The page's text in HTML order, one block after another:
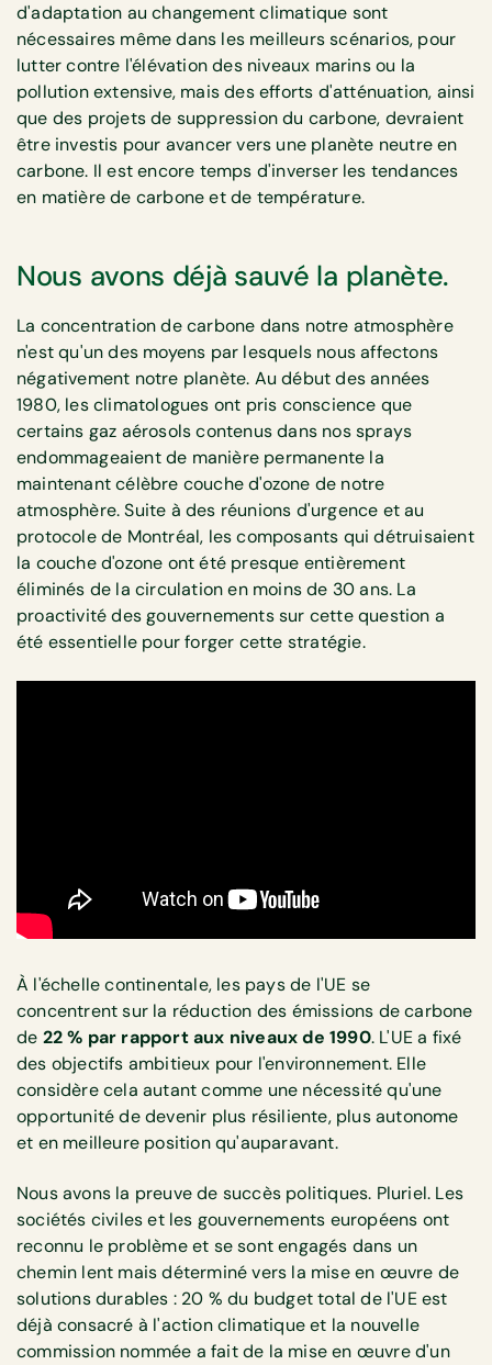
d'adaptation au changement climatique sont
nécessaires même dans les meilleurs scénarios, pour
lutter contre l'élévation des niveaux marins ou la
pollution extensive, mais des efforts d'atténuation, ainsi
que des projets de suppression du carbone, devraient
être investis pour avancer vers une planète neutre en
carbone. Il est encore temps d'inverser les tendances
en matière de carbone et de température.
Nous avons déjà sauvé la planète.
La concentration de carbone dans notre atmosphère
n'est qu'un des moyens par lesquels nous affectons
négativement notre planète. Au début des années
1980, les climatologues ont pris conscience que
certains gaz aérosols contenus dans nos sprays
endommageaient de manière permanente la
maintenant célèbre couche d'ozone de notre
atmosphère. Suite à des réunions d'urgence et au
protocole de Montréal, les composants qui détruisaient
la couche d'ozone ont été presque entièrement
éliminés de la circulation en moins de 30 ans. La
proactivité des gouvernements sur cette question a
été essentielle pour forger cette stratégie.
À l'échelle continentale, les pays de l'UE se
concentrent sur la réduction des émissions de carbone
de 22 % par rapport aux niveaux de 1990. L'UE a fixé
des objectifs ambitieux pour l'environnement. Elle
considère cela autant comme une nécessité qu'une
opportunité de devenir plus résiliente, plus autonome
et en meilleure position qu'auparavant.
Nous avons la preuve de succès politiques. Pluriel. Les
sociétés civiles et les gouvernements européens ont
reconnu le problème et se sont engagés dans un
chemin lent mais déterminé vers la mise en œuvre de
solutions durables : 20 % du budget total de l'UE est
déjà consacré à l'action climatique et la nouvelle
commission nommée a fait de la mise en œuvre d'un